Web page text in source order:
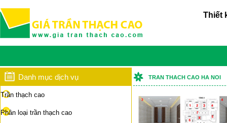
Thiết
Danh mục dịch vụ
Trần thạch cao
Phân loại trần thạch cao
TRAN THACH CAO HA NOI